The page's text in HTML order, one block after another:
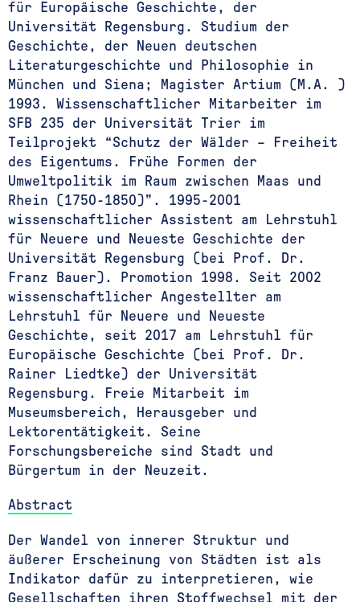
für Europäische Geschichte, der
Universität Regensburg. Studium der
Geschichte, der Neuen deutschen
Literaturgeschichte und Philosophie in
München und Siena; Magister Artium (M.A. )
1993. Wissenschaftlicher Mitarbeiter im
SFB 235 der Universität Trier im
Teilprojekt “Schutz der Wälder – Freiheit
des Eigentums. Frühe Formen der
Umweltpolitik im Raum zwischen Maas und
Rhein (1750-1850)”. 1995-2001
wissenschaftlicher Assistent am Lehrstuhl
für Neuere und Neueste Geschichte der
Universität Regensburg (bei Prof. Dr.
Franz Bauer). Promotion 1998. Seit 2002
wissenschaftlicher Angestellter am
Lehrstuhl für Neuere und Neueste
Geschichte, seit 2017 am Lehrstuhl für
Europäische Geschichte (bei Prof. Dr.
Rainer Liedtke) der Universität
Regensburg. Freie Mitarbeit im
Museumsbereich, Herausgeber und
Lektorentätigkeit. Seine
Forschungsbereiche sind Stadt und
Bürgertum in der Neuzeit.
Abstract
Der Wandel von innerer Struktur und
äußerer Erscheinung von Städten ist als
Indikator dafür zu interpretieren, wie
Gesellschaften ihren Stoffwechsel mit der